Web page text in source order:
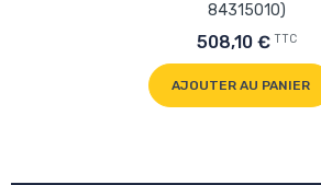
84315010)
508,10 € TTC
AJOUTER AU PANIER